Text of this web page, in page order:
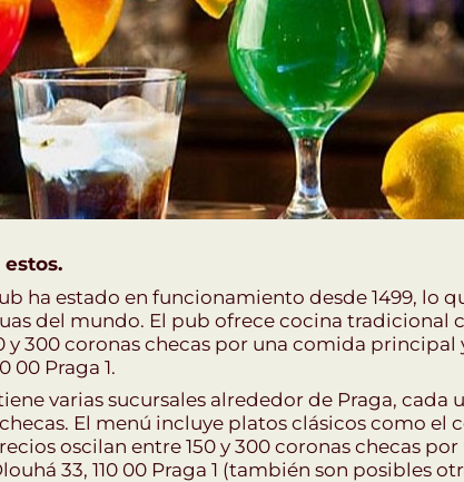
ha estado en funcionamiento desde 1499, lo
del mundo. El pub ofrece cocina tradicional
y 300 coronas checas por una comida principal
00 Praga 1.
varias sucursales alrededor de Praga,
El menú incluye platos clásicos como
oscilan entre 150 y 300 coronas checas
33, 110 00 Praga 1 (también son posibles